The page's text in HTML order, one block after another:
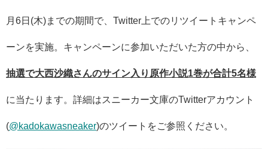
月6日(木)までの期間で、Twitter上でのリツイートキャンペ
ーンを実施。キャンペーンに参加いただいた方の中から、
抽選で大西沙織さんのサイン入り原作小説1巻が合計5名様
に当たります。詳細はスニーカー文庫のTwitterアカウント
(@kadokawasneaker)のツイートをご参照ください。